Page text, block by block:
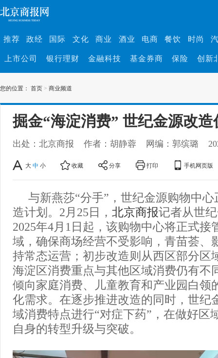
推荐 政经 国际 文化 商业 酒业 电商 餐饮 时尚
上市公司 银行理财 金融科技 基金券商 保险 创新
您的位置： 首页 > 商业频道
掘金“海淀消费” 世纪金源改造
出处：北京商报 作者：胡静蓉 网编：郭缤璐
大 中 小 收藏 分享 打印 手机网页版
与新燕莎“分手”，世纪金源购物中
造计划。2月25日， 北京商报记者从世
2025年4月1日起，该购物中心将正式接
域，确保商场经营不受影响，青苗荟、
持常态运营；初步改造则从西区部分区
海淀区消费重点与其他区域消费仍有不
倾向家庭消费、儿童教育和产业园白领
化需求。在逐步推进改造的同时，世纪
域消费特点进行“对症下药”，在做好区
自身的转型升级与突破。